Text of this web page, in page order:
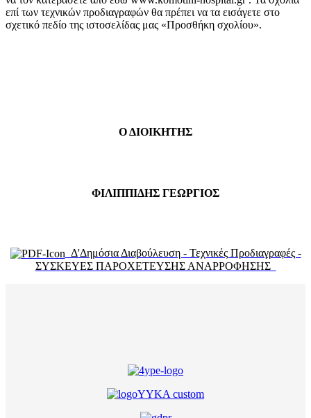
επί των τεχνικών προδιαγραφών θα πρέπει να τα εισάγετε στο
σχετικό πεδίο της ιστοσελίδας μας «Προσθήκη σχολίου».
Ο ΔΙΟΙΚΗΤΗΣ
ΦΙΛΙΠΠΙΔΗΣ ΓΕΩΡΓΙΟΣ
Δ'Δημόσια Διαβούλευση - Τεχνικές Προδιαγραφές -
ΣΥΣΚΕΥΕΣ ΠΑΡΟΧΕΤΕΥΣΗΣ ΑΝΑΡΡΟΦΗΣΗΣ